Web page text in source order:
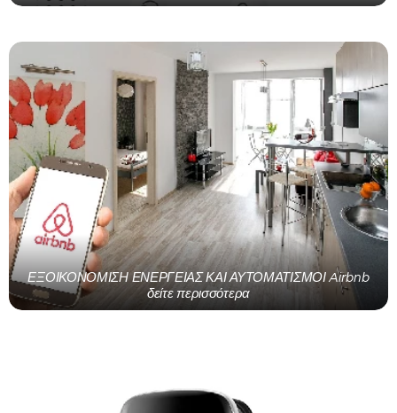
ΕΞΟΙΚΟΝΟΜΙΣΗ ΕΝΕΡΓΕΙΑΣ ΚΑΙ ΑΥΤΟΜΑΤΙΣΜΟΙ Airbnb
δείτε περισσότερα